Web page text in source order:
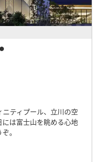
ティプール、立川の空
は富士山を眺める心地
。